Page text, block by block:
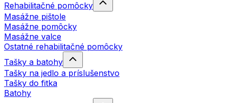
Rehabilitačné pomôcky
Masážne pištole
Masážne pomôcky
Masážne valce
Ostatné rehabilitačné pomôcky
Tašky a batohy
Tašky na jedlo a príslušenstvo
Tašky do fitka
Batohy